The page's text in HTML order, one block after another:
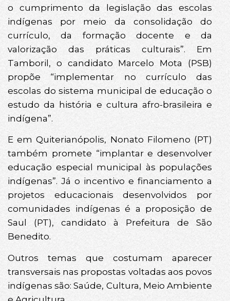
o cumprimento da legislação das escolas
indígenas por meio da consolidação do
currículo, da formação docente e da
valorização das práticas culturais”. Em
Tamboril, o candidato Marcelo Mota (PSB)
propõe “implementar no currículo das
escolas do sistema municipal de educação o
estudo da história e cultura afro-brasileira e
indígena”.
E em Quiterianópolis, Nonato Filomeno (PT)
também promete “implantar e desenvolver
educação especial municipal às populações
indígenas”. Já o incentivo e financiamento a
projetos educacionais desenvolvidos por
comunidades indígenas é a proposição de
Saul (PT), candidato à Prefeitura de São
Benedito.
Outros temas que costumam aparecer
transversais nas propostas voltadas aos povos
indígenas são: Saúde, Cultura, Meio Ambiente